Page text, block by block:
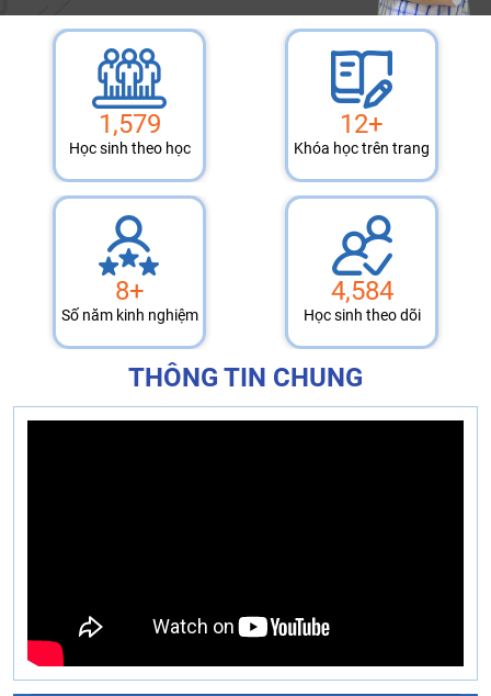
1,579
Học sinh theo học
12+
Khóa học trên trang
8+
Số năm kinh nghiệm
4,584
Học sinh theo dõi
THÔNG TIN CHUNG